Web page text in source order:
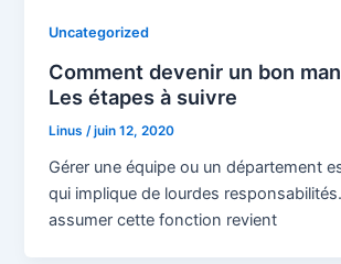
Uncategorized
Comment devenir un bon
Les étapes à suivre
Linus/juin 12, 2020
Gérer une équipe ou un département
qui implique de lourdes
assumer cette fonction revient